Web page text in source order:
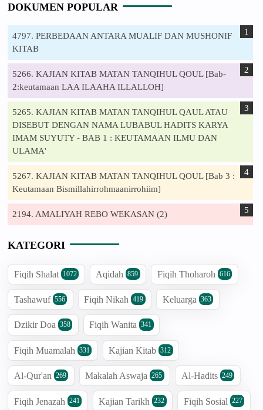
DOKUMEN POPULAR
4797. PERBEDAAN ANTARA MUALIF DAN MUSHONIF
KITAB
5266. KAJIAN KITAB MATAN TANQIHUL QOUL [Bab-
2:keutamaan LAA ILAAHA ILLALLOH]
5265. KAJIAN KITAB MATAN TANQIHUL QAUL ATAU
DISEBUT DENGAN NAMA LUBABUL HADITS KARYA
IMAM SUYUTY - BAB 1 : KEUTAMAAN ILMU DAN
ULAMA'
5267. KAJIAN KITAB MATAN TANQIHUL QOUL [Bab 3 :
Keutamaan Bismillahirrohmaanirrohiim]
2194. AMALIYAH REBO WEKASAN (2)
KATEGORI
Fiqih Shalat 1072 Aqidah 859 Fiqih Thoharoh 616
Tashawuf 556 Fiqih Nikah 419 Keluarga 363
Dzikir Doa 358 Fiqih Wanita 341
Fiqih Muamalah 331 Kajian Kitab 312
Al-Qur'an 269 Makalah Aswaja 265 Al-Hadits 249
Fiqih Jenazah 241 Kajian Tarikh 232 Fiqih Sosial 227